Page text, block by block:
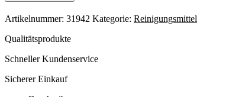
Artikelnummer: 31942 Kategorie: Reinigungsmittel
Qualitätsprodukte
Schneller Kundenservice
Sicherer Einkauf